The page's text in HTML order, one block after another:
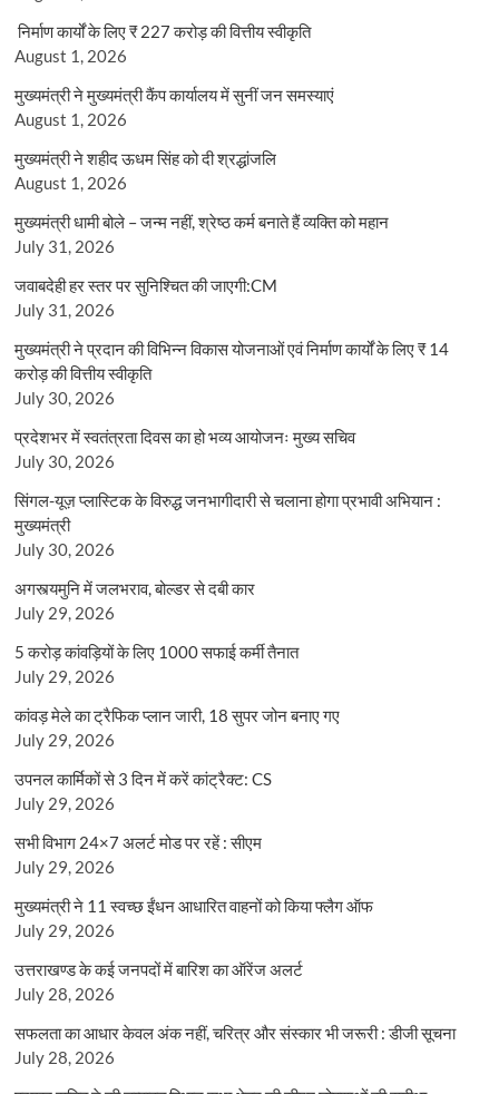
निर्माण कार्यों के लिए ₹ 227 करोड़ की वित्तीय स्वीकृति
August 1, 2026
मुख्यमंत्री ने मुख्यमंत्री कैंप कार्यालय में सुनीं जन समस्याएं
August 1, 2026
मुख्यमंत्री ने शहीद ऊधम सिंह को दी श्रद्धांजलि
August 1, 2026
मुख्यमंत्री धामी बोले – जन्म नहीं, श्रेष्ठ कर्म बनाते हैं व्यक्ति को महान
July 31, 2026
जवाबदेही हर स्तर पर सुनिश्चित की जाएगी:CM
July 31, 2026
मुख्यमंत्री ने प्रदान की विभिन्न विकास योजनाओं एवं निर्माण कार्यों के लिए ₹ 14
करोड़ की वित्तीय स्वीकृति
July 30, 2026
प्रदेशभर में स्वतंत्रता दिवस का हो भव्य आयोजनः मुख्य सचिव
July 30, 2026
सिंगल-यूज़ प्लास्टिक के विरुद्ध जनभागीदारी से चलाना होगा प्रभावी अभियान :
मुख्यमंत्री
July 30, 2026
अगस्त्यमुनि में जलभराव, बोल्डर से दबी कार
July 29, 2026
5 करोड़ कांवड़ियों के लिए 1000 सफाई कर्मी तैनात
July 29, 2026
कांवड़ मेले का ट्रैफिक प्लान जारी, 18 सुपर जोन बनाए गए
July 29, 2026
उपनल कार्मिकों से 3 दिन में करें कांट्रैक्ट: CS
July 29, 2026
सभी विभाग 24×7 अलर्ट मोड पर रहें : सीएम
July 29, 2026
मुख्यमंत्री ने 11 स्वच्छ ईंधन आधारित वाहनों को किया फ्लैग ऑफ
July 29, 2026
उत्तराखण्ड के कई जनपदों में बारिश का ऑरेंज अलर्ट
July 28, 2026
सफलता का आधार केवल अंक नहीं, चरित्र और संस्कार भी जरूरी : डीजी सूचना
July 28, 2026